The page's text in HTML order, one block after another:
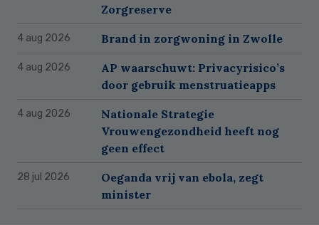
Zorgreserve
4 aug 2026 Brand in zorgwoning in Zwolle
4 aug 2026
AP waarschuwt: Privacyrisico’s
door gebruik menstruatieapps
4 aug 2026
Nationale Strategie
Vrouwengezondheid heeft nog
geen effect
28 jul 2026
Oeganda vrij van ebola, zegt
minister